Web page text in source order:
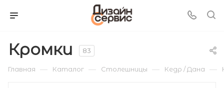
Кромки 83
Главная — Каталог — Столешницы — Кедр / Дана —